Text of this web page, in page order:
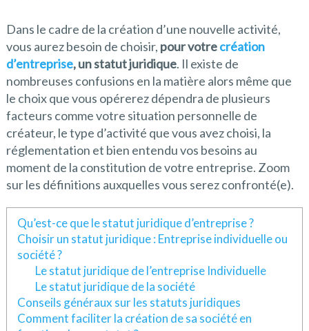
Dans le cadre de la création d’une nouvelle activité,
vous aurez besoin de choisir, pour votrecréation
d’entreprise, un statut juridique. Il existe de
nombreuses confusions en la matière alors même que
le choix que vous opérerez dépendra de plusieurs
facteurs comme votre situation personnelle de
créateur, le type d’activité que vous avez choisi, la
réglementation et bien entendu vos besoins au
moment de la constitution de votre entreprise. Zoom
sur les définitions auxquelles vous serez confronté(e).
Qu’est-ce que le statut juridique d’entreprise ?
Choisir un statut juridique : Entreprise individuelle ou
société ?
Le statut juridique de l’entreprise Individuelle
Le statut juridique de la société
Conseils généraux sur les statuts juridiques
Comment faciliter la création de sa société en